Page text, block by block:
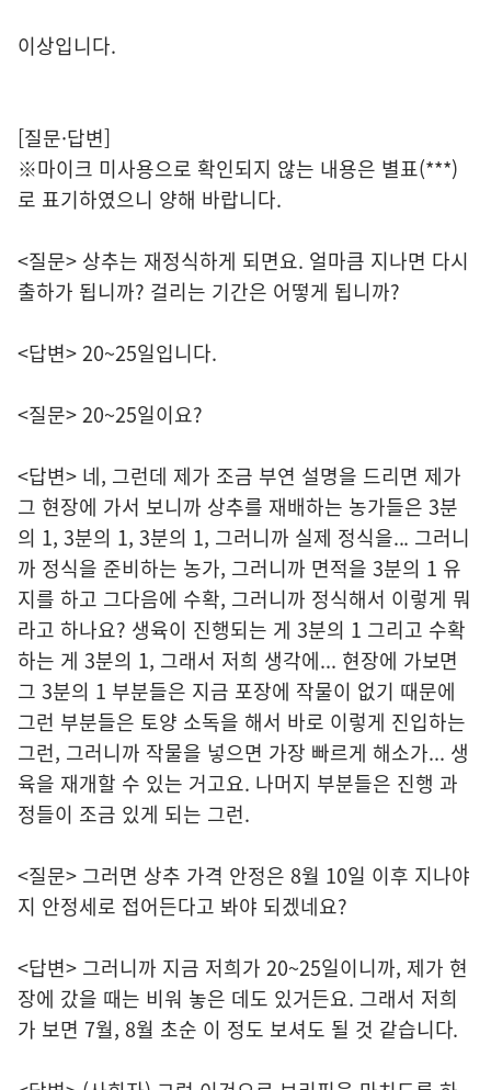
이상입니다.
[질문·답변]
※마이크 미사용으로 확인되지 않는 내용은 별표(***)
로 표기하였으니 양해 바랍니다.
<질문> 상추는 재정식하게 되면요. 얼마큼 지나면 다시
출하가 됩니까? 걸리는 기간은 어떻게 됩니까?
<답변> 20~25일입니다.
<질문> 20~25일이요?
<답변> 네, 그런데 제가 조금 부연 설명을 드리면 제가
그 현장에 가서 보니까 상추를 재배하는 농가들은 3분
의 1, 3분의 1, 3분의 1, 그러니까 실제 정식을... 그러니
까 정식을 준비하는 농가, 그러니까 면적을 3분의 1 유
지를 하고 그다음에 수확, 그러니까 정식해서 이렇게 뭐
라고 하나요? 생육이 진행되는 게 3분의 1 그리고 수확
하는 게 3분의 1, 그래서 저희 생각에... 현장에 가보면
그 3분의 1 부분들은 지금 포장에 작물이 없기 때문에
그런 부분들은 토양 소독을 해서 바로 이렇게 진입하는
그런, 그러니까 작물을 넣으면 가장 빠르게 해소가... 생
육을 재개할 수 있는 거고요. 나머지 부분들은 진행 과
정들이 조금 있게 되는 그런.
<질문> 그러면 상추 가격 안정은 8월 10일 이후 지나야
지 안정세로 접어든다고 봐야 되겠네요?
<답변> 그러니까 지금 저희가 20~25일이니까, 제가 현
장에 갔을 때는 비워 놓은 데도 있거든요. 그래서 저희
가 보면 7월, 8월 초순 이 정도 보셔도 될 것 같습니다.